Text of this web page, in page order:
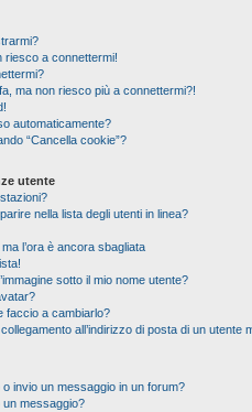
riesco a connettermi!
ma non riesco più a connettermi?!
automaticamente?
“Cancella cookie”?
utente
nella lista degli utenti in linea?
l’ora è ancora sbagliata
sotto il mio nome utente?
faccio a cambiarlo?
all’indirizzo di posta di un
invio un messaggio in un forum?
un messaggio?